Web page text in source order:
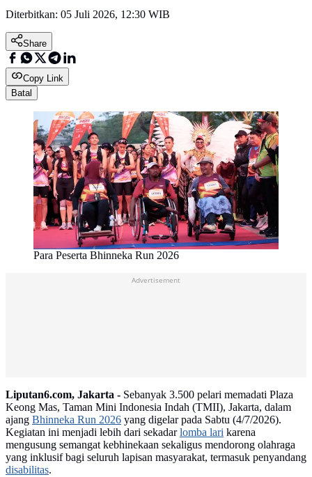
Diterbitkan: 05 Juli 2026, 12:30 WIB
Share
Copy Link
Batal
Para Peserta Bhinneka Run 2026
Advertisement
Liputan6.com, Jakarta - Sebanyak 3.500 pelari memadati Plaza
Keong Mas, Taman Mini Indonesia Indah (TMII), Jakarta, dalam
ajang Bhinneka Run 2026 yang digelar pada Sabtu (4/7/2026).
Kegiatan ini menjadi lebih dari sekadarlomba lari karena
mengusung semangat kebhinekaan sekaligus mendorong olahraga
yang inklusif bagi seluruh lapisan masyarakat, termasuk penyandang
disabilitas.